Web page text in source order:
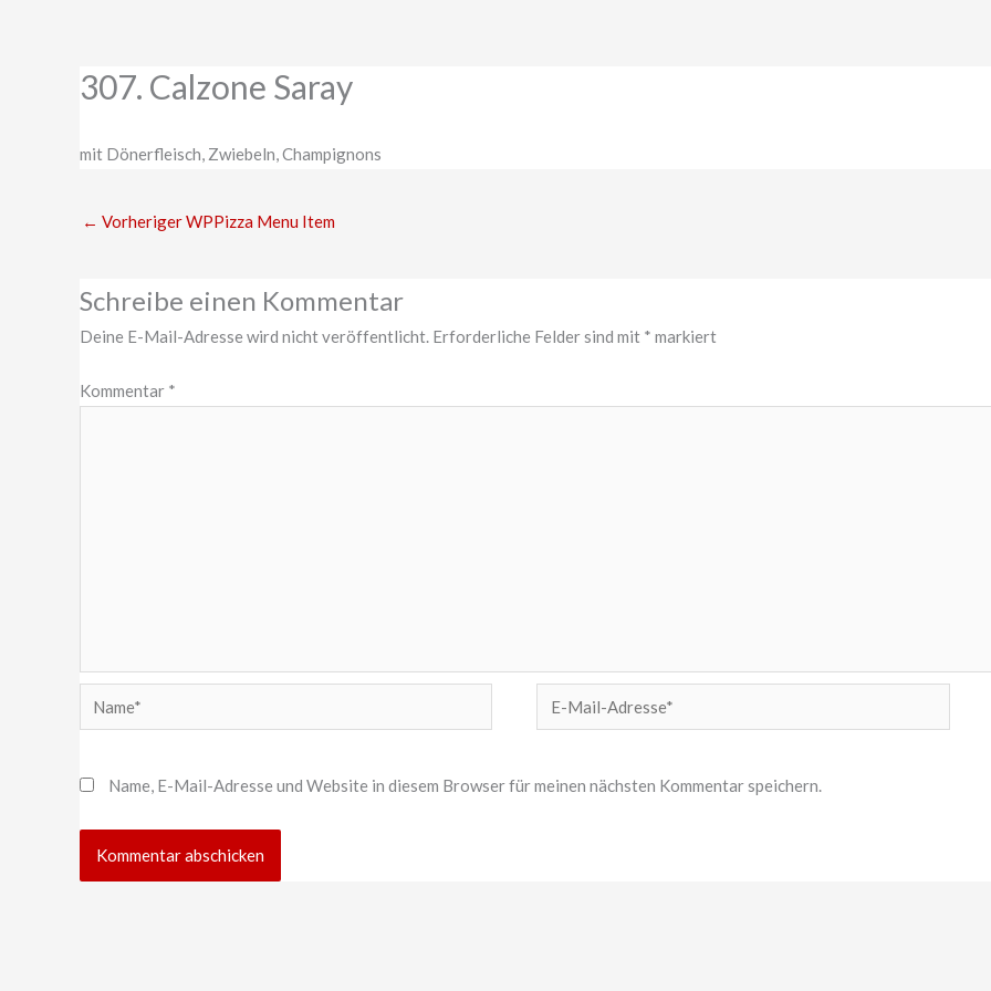
307. Calzone Saray
mit Dönerfleisch, Zwiebeln, Champignons
← Vorheriger WPPizza Menu Item
Schreibe einen Kommentar
Deine E-Mail-Adresse wird nicht veröffentlicht. Erforderliche Felder sind mit * markiert
Kommentar *
Name*
E-
Mail-
Name, E-Mail-Adresse und Website in diesem Browser für meinen nächsten Kommentar speichern.